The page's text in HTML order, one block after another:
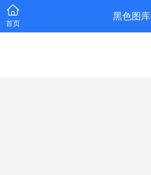
首页
黑色图库